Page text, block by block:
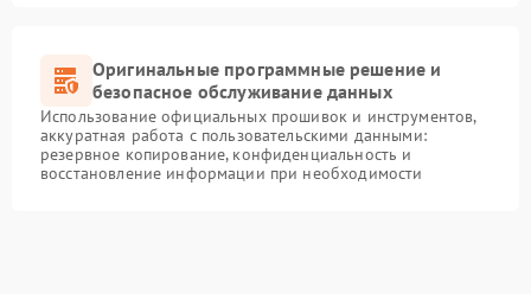
Оригинальные программные решение и
безопасное обслуживание данных
Использование официальных прошивок и инструментов,
аккуратная работа с пользовательскими данными:
резервное копирование, конфиденциальность и
восстановление информации при необходимости